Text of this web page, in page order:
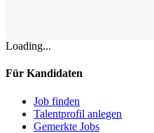
Loading...
Für Kandidaten
Job finden
Talentprofil anlegen
Gemerkte Jobs